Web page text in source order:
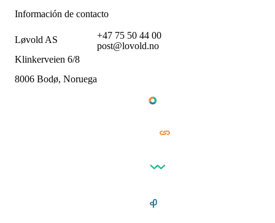
Información de contacto
Løvold AS
Klinkerveien 6/8
8006 Bodø, Noruega
+47 75 50 44 00
post@lovold.no